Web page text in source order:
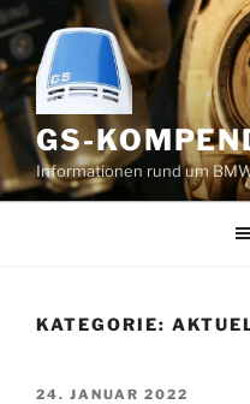
Zum
Inhalt
springen
GS-
Informationen rund um
KATEGORIE:
VERÖFFENTLICHT
24. JANUAR 2022